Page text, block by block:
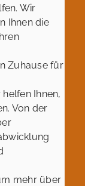
Wir
Ihnen die
Zuhause für
Ihnen,
Von der
mehr über